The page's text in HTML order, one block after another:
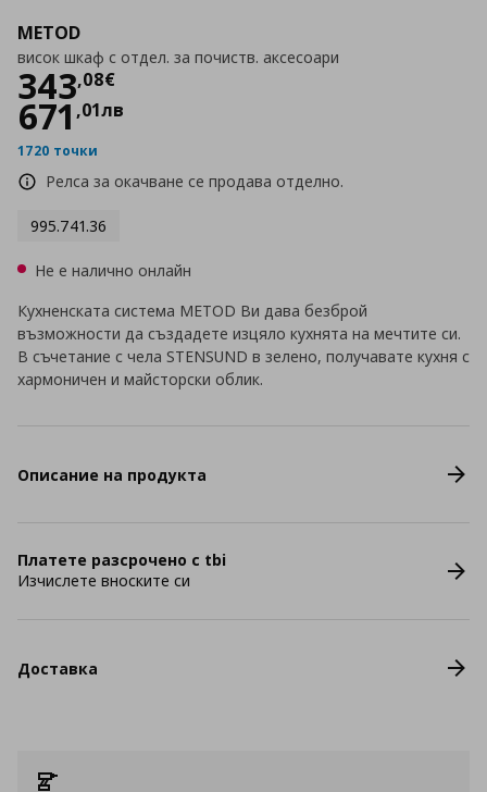
METOD
висок шкаф с отдел. за почиств. аксесоари
343,08€
Цена
671 ,01лв
1720 точки
Релса за окачване се продава отделно.
995.741.36
Не е налично онлайн
Кухненската система METOD Ви дава безброй
възможности да създадете изцяло кухнята на мечтите си.
В съчетание с чела STENSUND в зелено, получавате кухня с
хармоничен и майсторски облик.
Описание на продукта
Платете разсрочено с tbi
Изчислете вноските си
Доставка